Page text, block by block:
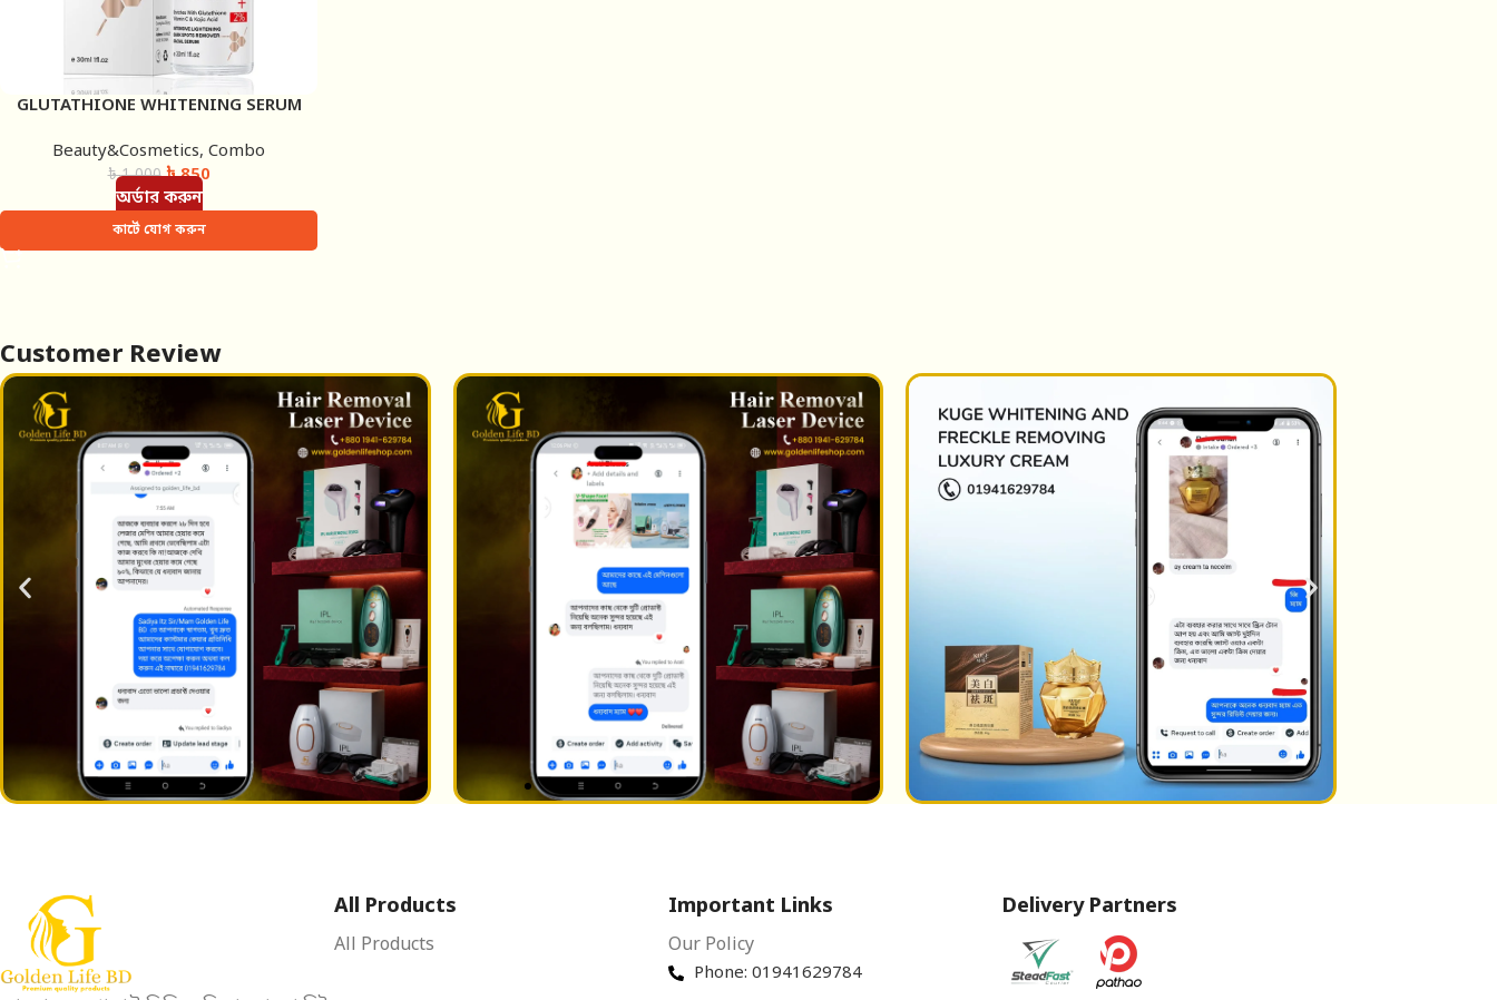
GLUTATHIONE WHITENING SERUM
Beauty&Cosmetics, Combo
৳1,000 ৳850
অর্ডার করুন
কার্টে যোগ করুন
Customer Review
All Products
All Products
Important Links
Our Policy
Phone: 01941629784
Delivery Partners